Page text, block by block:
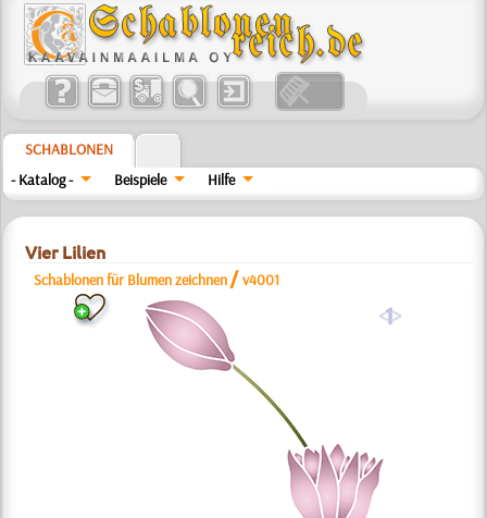
SCHABLONEN
- Katalog -
Beispiele Hilfe
Vier Lilien
Schablonen für Blumen zeichnen /v4001
a